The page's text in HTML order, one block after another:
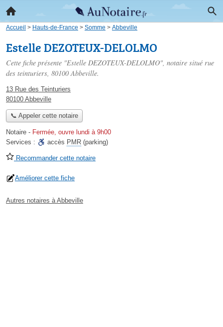
Accueil > Hauts-de-France > Somme > Abbeville
Estelle DEZOTEUX-DELOLMO
Cette fiche présente "Estelle DEZOTEUX-DELOLMO", notaire situé rue
des teinturiers, 80100 Abbeville.
13 Rue des Teinturiers
80100 Abbeville
📞 Appeler cette notaire
Notaire - Fermée, ouvre lundi à 9h00
Services :
accès PMR (parking)
Recommander cette notaire
Améliorer cette fiche
Autres notaires à Abbeville